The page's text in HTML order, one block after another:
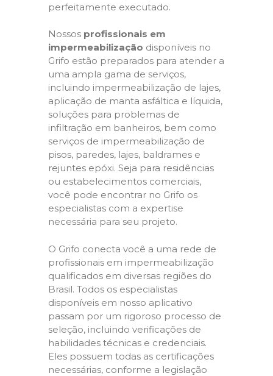
perfeitamente executado.
Nossos profissionais em
impermeabilização disponíveis no
Grifo estão preparados para atender a
uma ampla gama de serviços,
incluindo impermeabilização de lajes,
aplicação de manta asfáltica e líquida,
soluções para problemas de
infiltração em banheiros, bem como
serviços de impermeabilização de
pisos, paredes, lajes, baldrames e
rejuntes epóxi. Seja para residências
ou estabelecimentos comerciais,
você pode encontrar no Grifo os
especialistas com a expertise
necessária para seu projeto.
O Grifo conecta você a uma rede de
profissionais em impermeabilização
qualificados em diversas regiões do
Brasil. Todos os especialistas
disponíveis em nosso aplicativo
passam por um rigoroso processo de
seleção, incluindo verificações de
habilidades técnicas e credenciais.
Eles possuem todas as certificações
necessárias, conforme a legislação